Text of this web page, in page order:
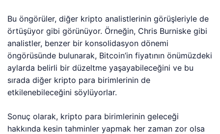
Bu öngörüler, diğer kripto analistlerinin görüşleriyle de
örtüşüyor gibi görünüyor. Örneğin, Chris Burniske gibi
analistler, benzer bir konsolidasyon dönemi
öngörüsünde bulunarak, Bitcoin’in fiyatının önümüzdeki
aylarda belirli bir düzeltme yaşayabileceğini ve bu
sırada diğer kripto para birimlerinin de
etkilenebileceğini söylüyorlar.
Sonuç olarak, kripto para birimlerinin geleceği
hakkında kesin tahminler yapmak her zaman zor olsa